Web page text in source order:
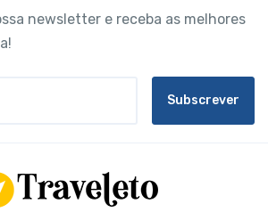
newsletter e receba as melhores
Subscrever